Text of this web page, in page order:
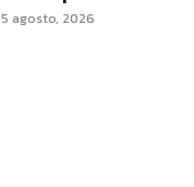
5 agosto, 2026